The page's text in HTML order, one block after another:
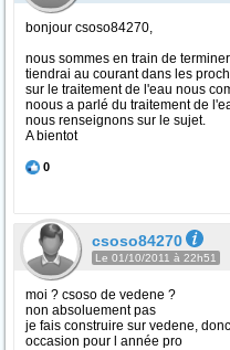
bonjour csoso84270,
nous sommes en train de
tiendrai au courant dans les
sur le traitement de l'eau nous
noous a parlé du traitement de
nous renseignons sur le sujet.
A bientot
0
csoso84270
Le 01/10/2011 à 22h51
moi ? csoso de vedene ?
non absoluement pas
je fais construire sur vedene,
occasion pour l année pro